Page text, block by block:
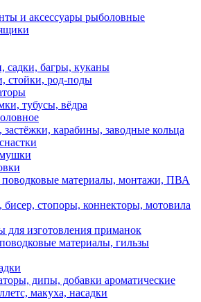
и аксессуары рыболовные
садки, багры, куканы
стойки, род-поды
тубусы, вёдра
карабины, заводные кольца
материалы, монтажи, ПВА
стопоры, коннекторы, мотовила
для изготовления приманок
материалы, гильзы
дипы, добавки ароматические
макуха, насадки